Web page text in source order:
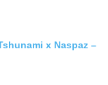
x Naspaz –